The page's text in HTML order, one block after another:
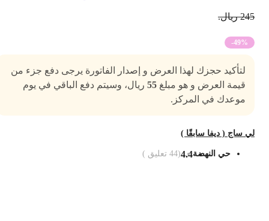
-49%
لتأكيد حجزك لهذا العرض و إصدار الفاتورة يرجى دفع جزء من
قيمة العرض و هو مبلغ55ريال، وسيتم دفع الباقي في يوم
موعدك في المركز.
ساج ( ديفا سابقًا )
حي النهضة4.4
(
44تعليق )